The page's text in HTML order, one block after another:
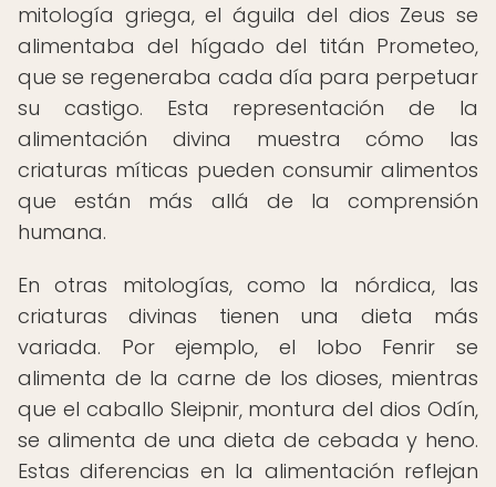
mitología griega, el águila del dios Zeus se
alimentaba del hígado del titán Prometeo,
que se regeneraba cada día para perpetuar
su castigo. Esta representación de la
alimentación divina muestra cómo las
criaturas míticas pueden consumir alimentos
que están más allá de la comprensión
humana.
En otras mitologías, como la nórdica, las
criaturas divinas tienen una dieta más
variada. Por ejemplo, el lobo Fenrir se
alimenta de la carne de los dioses, mientras
que el caballo Sleipnir, montura del dios Odín,
se alimenta de una dieta de cebada y heno.
Estas diferencias en la alimentación reflejan